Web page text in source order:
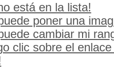
está en la lista!
poner una
cambiar mi
clic sobre el